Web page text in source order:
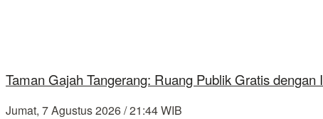
Taman Gajah Tangerang: Ruang Publik Gratis
Jumat, 7 Agustus 2026 / 21:44 WIB